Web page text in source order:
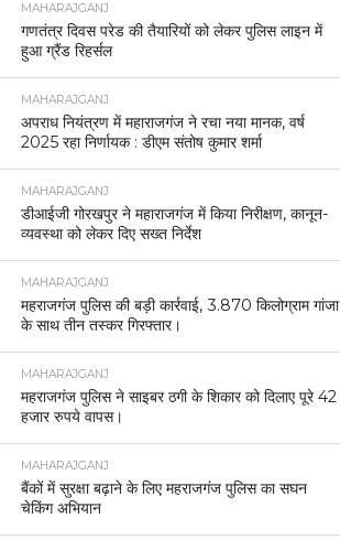
MAHARAJGANJ
गणतंत्र दिवस परेड की तैयारियों को लेकर पुलिस लाइन में
हुआ ग्रैंड रिहर्सल
MAHARAJGANJ
अपराध नियंत्रण में महाराजगंज ने रचा नया मानक, वर्ष
2025 रहा निर्णायक : डीएम संतोष कुमार शर्मा
MAHARAJGANJ
डीआईजी गोरखपुर ने महाराजगंज में किया निरीक्षण, कानून-
व्यवस्था को लेकर दिए सख्त निर्देश
MAHARAJGANJ
महराजगंज पुलिस की बड़ी कार्रवाई, 3.870 किलोग्राम गांजा
के साथ तीन तस्कर गिरफ्तार।
MAHARAJGANJ
महराजगंज पुलिस ने साइबर ठगी के शिकार को दिलाए पूरे 42
हजार रुपये वापस।
MAHARAJGANJ
बैंकों में सुरक्षा बढ़ाने के लिए महराजगंज पुलिस का सघन
चेकिंग अभियान